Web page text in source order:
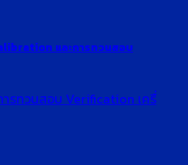
และการทวนสอบ
รทวนสอบ Verification เครื่